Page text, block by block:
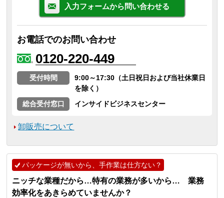
入力フォームから問い合わせる
お電話でのお問い合わせ
0120-220-449
受付時間
9:00～17:30（土日祝日および当社休業日
を除く）
総合受付窓口
インサイドビジネスセンター
卸販売について
パッケージが無いから、手作業は仕方ない？
ニッチな業種だから…特有の業務が多いから… 業務
効率化をあきらめていませんか？